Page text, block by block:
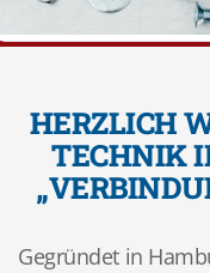
HERZLICH
TECHNIK
Gegründet in